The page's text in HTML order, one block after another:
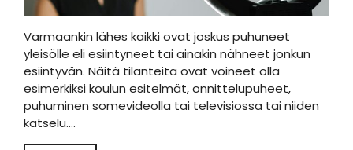
Varmaankin lähes kaikki ovat joskus puhuneet
yleisölle eli esiintyneet tai ainakin nähneet jonkun
esiintyvän. Näitä tilanteita ovat voineet olla
esimerkiksi koulun esitelmät, onnittelupuheet,
puhuminen somevideolla tai televisiossa tai niiden
katselu….